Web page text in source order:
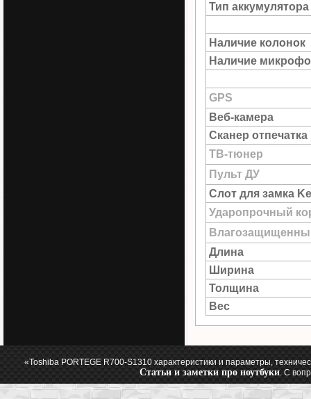
Тип аккумулятора
Наличие колонок
Наличие
GPS
Веб-камера
Сканер
ТВ-тюнер
Пульт ДУ
Слот для замка
Ударопрочный
Длина
Ширина
Толщина
Вес
«Toshiba PORTEGE R700-S1310 характеристики и параметры,
Статьи и заметки про ноутбуки. С